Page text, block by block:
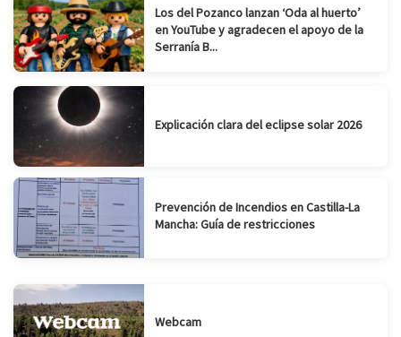
Los del Pozanco lanzan ‘Oda al huerto’
en YouTube y agradecen el apoyo de la
Serranía B...
Explicación clara del eclipse solar 2026
Prevención de Incendios en Castilla-La
Mancha: Guía de restricciones
Webcam